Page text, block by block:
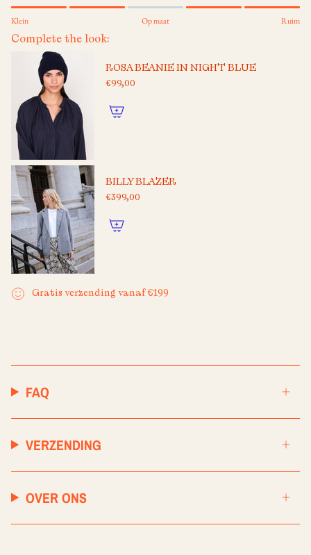
Klein Op maat Ruim
Complete the look:
ROSA BEANIE IN NIGHT BLUE
€99,00
BILLY BLAZER
€399,00
Gratis verzending vanaf €199
FAQ
VERZENDING
OVER ONS